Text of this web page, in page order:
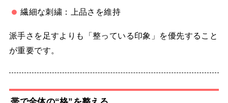
繊細な刺繍：上品さを維持
派手さを足すよりも「整っている印象」を優先すること
が重要です。